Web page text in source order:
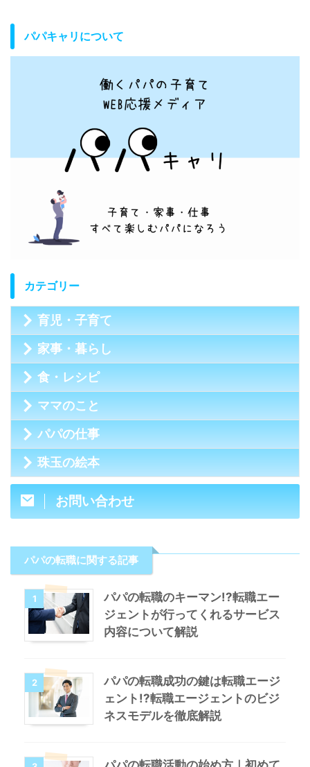
パパキャリについて
カテゴリー
育児・子育て
家事・暮らし
食・レシピ
ママのこと
パパの仕事
珠玉の絵本
お問い合わせ
パパの転職に関する記事
1
パパの転職のキーマン!?転職エー
ジェントが行ってくれるサービス
内容について解説
2
パパの転職成功の鍵は転職エージ
ェント!?転職エージェントのビジ
ネスモデルを徹底解説